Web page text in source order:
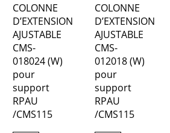
COLONNE
D’EXTENSION
AJUSTABLE
CMS-
018024 (W)
pour
support
RPAU
/CMS115
COLONNE
D’EXTENSION
AJUSTABLE
CMS-
012018 (W)
pour
support
RPAU
/CMS115